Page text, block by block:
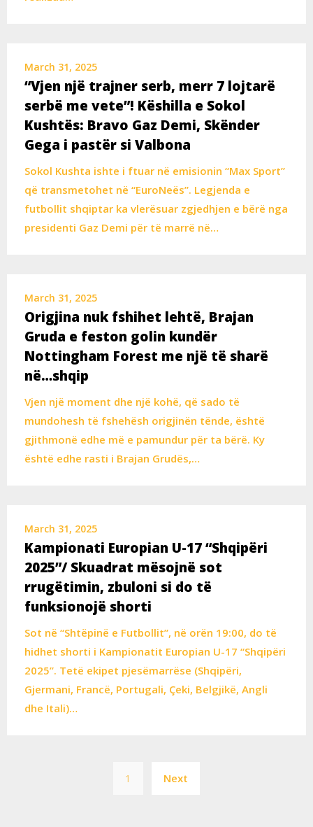
March 31, 2025
“Vjen një trajner serb, merr 7 lojtarë
serbë me vete”! Këshilla e Sokol
Kushtës: Bravo Gaz Demi, Skënder
Gega i pastër si Valbona
Sokol Kushta ishte i ftuar në emisionin “Max Sport”
që transmetohet në “EuroNeës”. Legjenda e
futbollit shqiptar ka vlerësuar zgjedhjen e bërë nga
presidenti Gaz Demi për të marrë në…
March 31, 2025
Origjina nuk fshihet lehtë, Brajan
Gruda e feston golin kundër
Nottingham Forest me një të sharë
në…shqip
Vjen një moment dhe një kohë, që sado të
mundohesh të fshehësh origjinën tënde, është
gjithmonë edhe më e pamundur për ta bërë. Ky
është edhe rasti i Brajan Grudës,…
March 31, 2025
Kampionati Europian U-17 “Shqipëri
2025”/ Skuadrat mësojnë sot
rrugëtimin, zbuloni si do të
funksionojë shorti
Sot në “Shtëpinë e Futbollit”, në orën 19:00, do të
hidhet shorti i Kampionatit Europian U-17 “Shqipëri
2025”. Tetë ekipet pjesëmarrëse (Shqipëri,
Gjermani, Francë, Portugali, Çeki, Belgjikë, Angli
dhe Itali)…
pagination
1 Next